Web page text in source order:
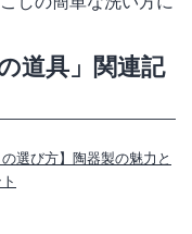
道具」関連記
の選び方】陶器製の魅力と